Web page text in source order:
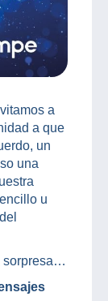
a
a que
un
una
u
sorpresa…